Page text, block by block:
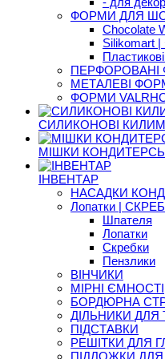
ФОРМИ ДЛЯ
Chocolate
Silikomart
ПЕРФОРОВАНІ
МЕТАЛЕВІ
ФОРМИ
СИЛИКОНОВІ
МІШКИ
ІНВЕНТАР
НАСАДКИ
Лопатки |
Шпателя
Лопатки
Скребки
Пензлики
ВІНЧИКИ
МІРНІ ЄМНОСТІ
БОРДЮРНА
ДІЛЬНИКИ ДЛЯ
ПІДСТАВКИ
РЕШІТКИ ДЛЯ
ПІДЛОЖКИ ДЛЯ